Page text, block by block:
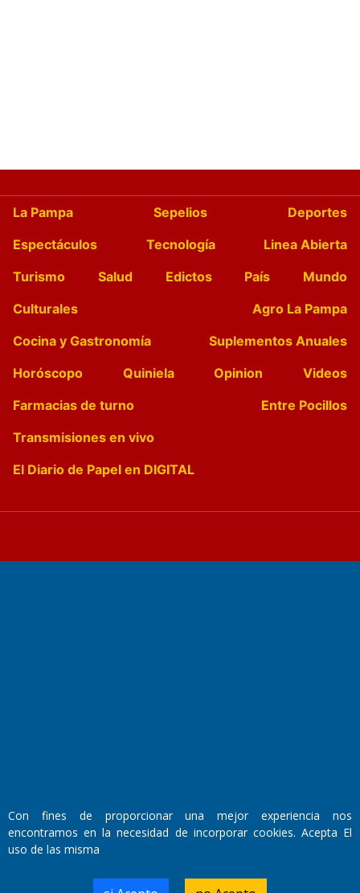
La Pampa Sepelios
Deportes
Espectáculos
Tecnología
Linea Abierta
Turismo
Salud Edictos País
Mundo
Culturales
Agro La Pampa
Cocina y Gastronomía
Suplementos Anuales
Horóscopo
Quiniela Opinion
Videos
Farmacias de turno
Entre Pocillos
Transmisiones en vivo
El Diario de Papel en DIGITAL
Domicilio Legal: José Ingenieros 855,
Santa Rosa, La Pampa.
RL-2019-55551274-APN-DNDA#MJ
Con fines de proporcionar una mejor experiencia nos
encontramos en la necesidad de incorporar cookies. Acepta El
uso de las misma